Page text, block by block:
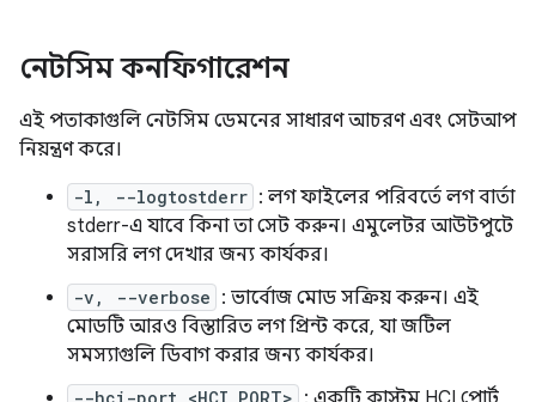
নেটসিম কনফিগারেশন
এই পতাকাগুলি নেটসিম ডেমনের সাধারণ আচরণ এবং সেটআপ
নিয়ন্ত্রণ করে।
-l, --logtostderr : লগ ফাইলের পরিবর্তে লগ বার্তা
stderr-এ যাবে কিনা তা সেট করুন। এমুলেটর আউটপুটে
সরাসরি লগ দেখার জন্য কার্যকর।
-v, --verbose : ভার্বোজ মোড সক্রিয় করুন। এই
মোডটি আরও বিস্তারিত লগ প্রিন্ট করে, যা জটিল
সমস্যাগুলি ডিবাগ করার জন্য কার্যকর।